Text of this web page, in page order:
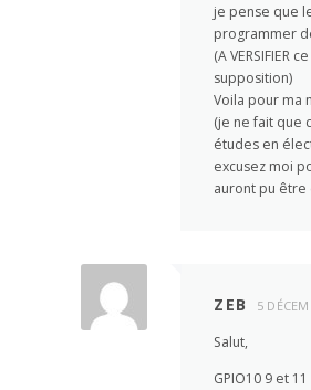
je pense que
programmer
(A VERSIFIER
supposition)
Voila pour ma
(je ne fait que
études en
excusez moi
auront pu être
ZEB 5
Salut,
GPIO10 9 et